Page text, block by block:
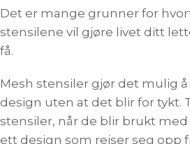
Det er mange grunner for
stensilene vil gjøre livet ditt
få.
Mesh stensiler gjør det mulig
design uten at det blir for tykt.
stensiler, når de blir brukt
ett design som reiser seg opp